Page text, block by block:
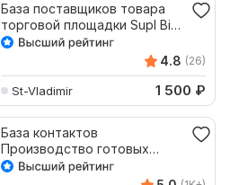
База поставщиков товара
торговой площадки Supl Biz
2024
4.8 (26)
St-Vladimir 1 500 ₽
База контактов
Производство готовых
изделий 351 email